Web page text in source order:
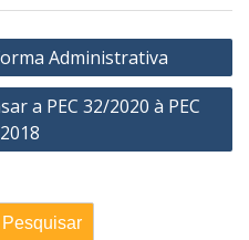
Administrativa
a PEC 32/2020 à PEC
Pesquisar